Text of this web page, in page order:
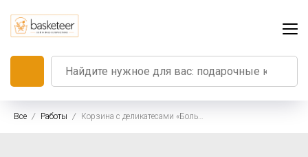
Все Работы Корзина с деликатесами «Большой праздник»